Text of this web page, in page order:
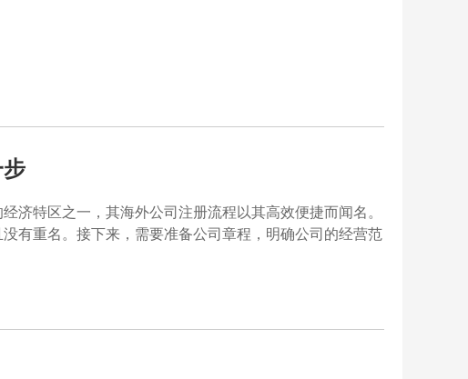
济特区之一，其海外公司注册流程以其高效便捷而闻名。
有重名。接下来，需要准备公司章程，明确公司的经营范